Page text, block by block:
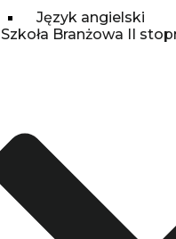
Język angielski
Szkoła Branżowa II